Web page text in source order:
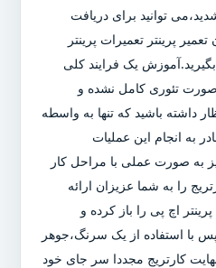
توانید برای دریافت
پرینتر تعمیرات پرینتر
یک فرایند کلی
صورت تئوری کامل نشده و
داشته باشید که تنها به واسطه
به انجام این عملیات
به صورت عملی با مراحل کار
را به شما عزیزان ارائه
اچ پی را باز کرده و
با استفاده از یک سرنگ،جوهر
کارتریج مجددا سر جای خود